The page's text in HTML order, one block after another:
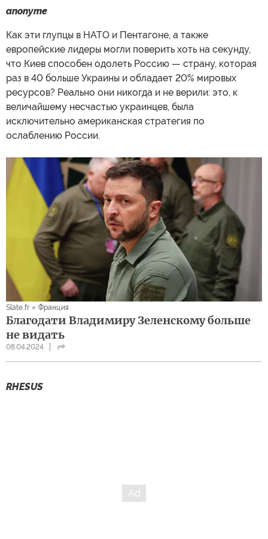
anonyme
Как эти глупцы в НАТО и Пентагоне, а также
европейские лидеры могли поверить хоть на секунду,
что Киев способен одолеть Россию — страну, которая
раз в 40 больше Украины и обладает 20% мировых
ресурсов? Реально они никогда и не верили: это, к
величайшему несчастью украинцев, была
исключительно американская стратегия по
ослаблению России.
Slate.fr Франция
Благодати Владимиру Зеленскому больше
не видать
08.04.2024
RHESUS